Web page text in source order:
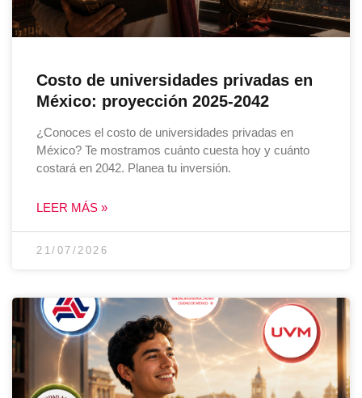
Costo de universidades privadas en
México: proyección 2025-2042
¿Conoces el costo de universidades privadas en
México? Te mostramos cuánto cuesta hoy y cuánto
costará en 2042. Planea tu inversión.
LEER MÁS »
21/07/2026